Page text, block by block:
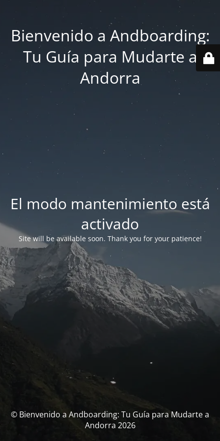
Bienvenido a Andboarding:
Tu Guía para Mudarte a
Andorra
El modo mantenimiento está
activado
Site will be available soon. Thank you for your patience!
© Bienvenido a Andboarding: Tu Guía para Mudarte a
Andorra 2026